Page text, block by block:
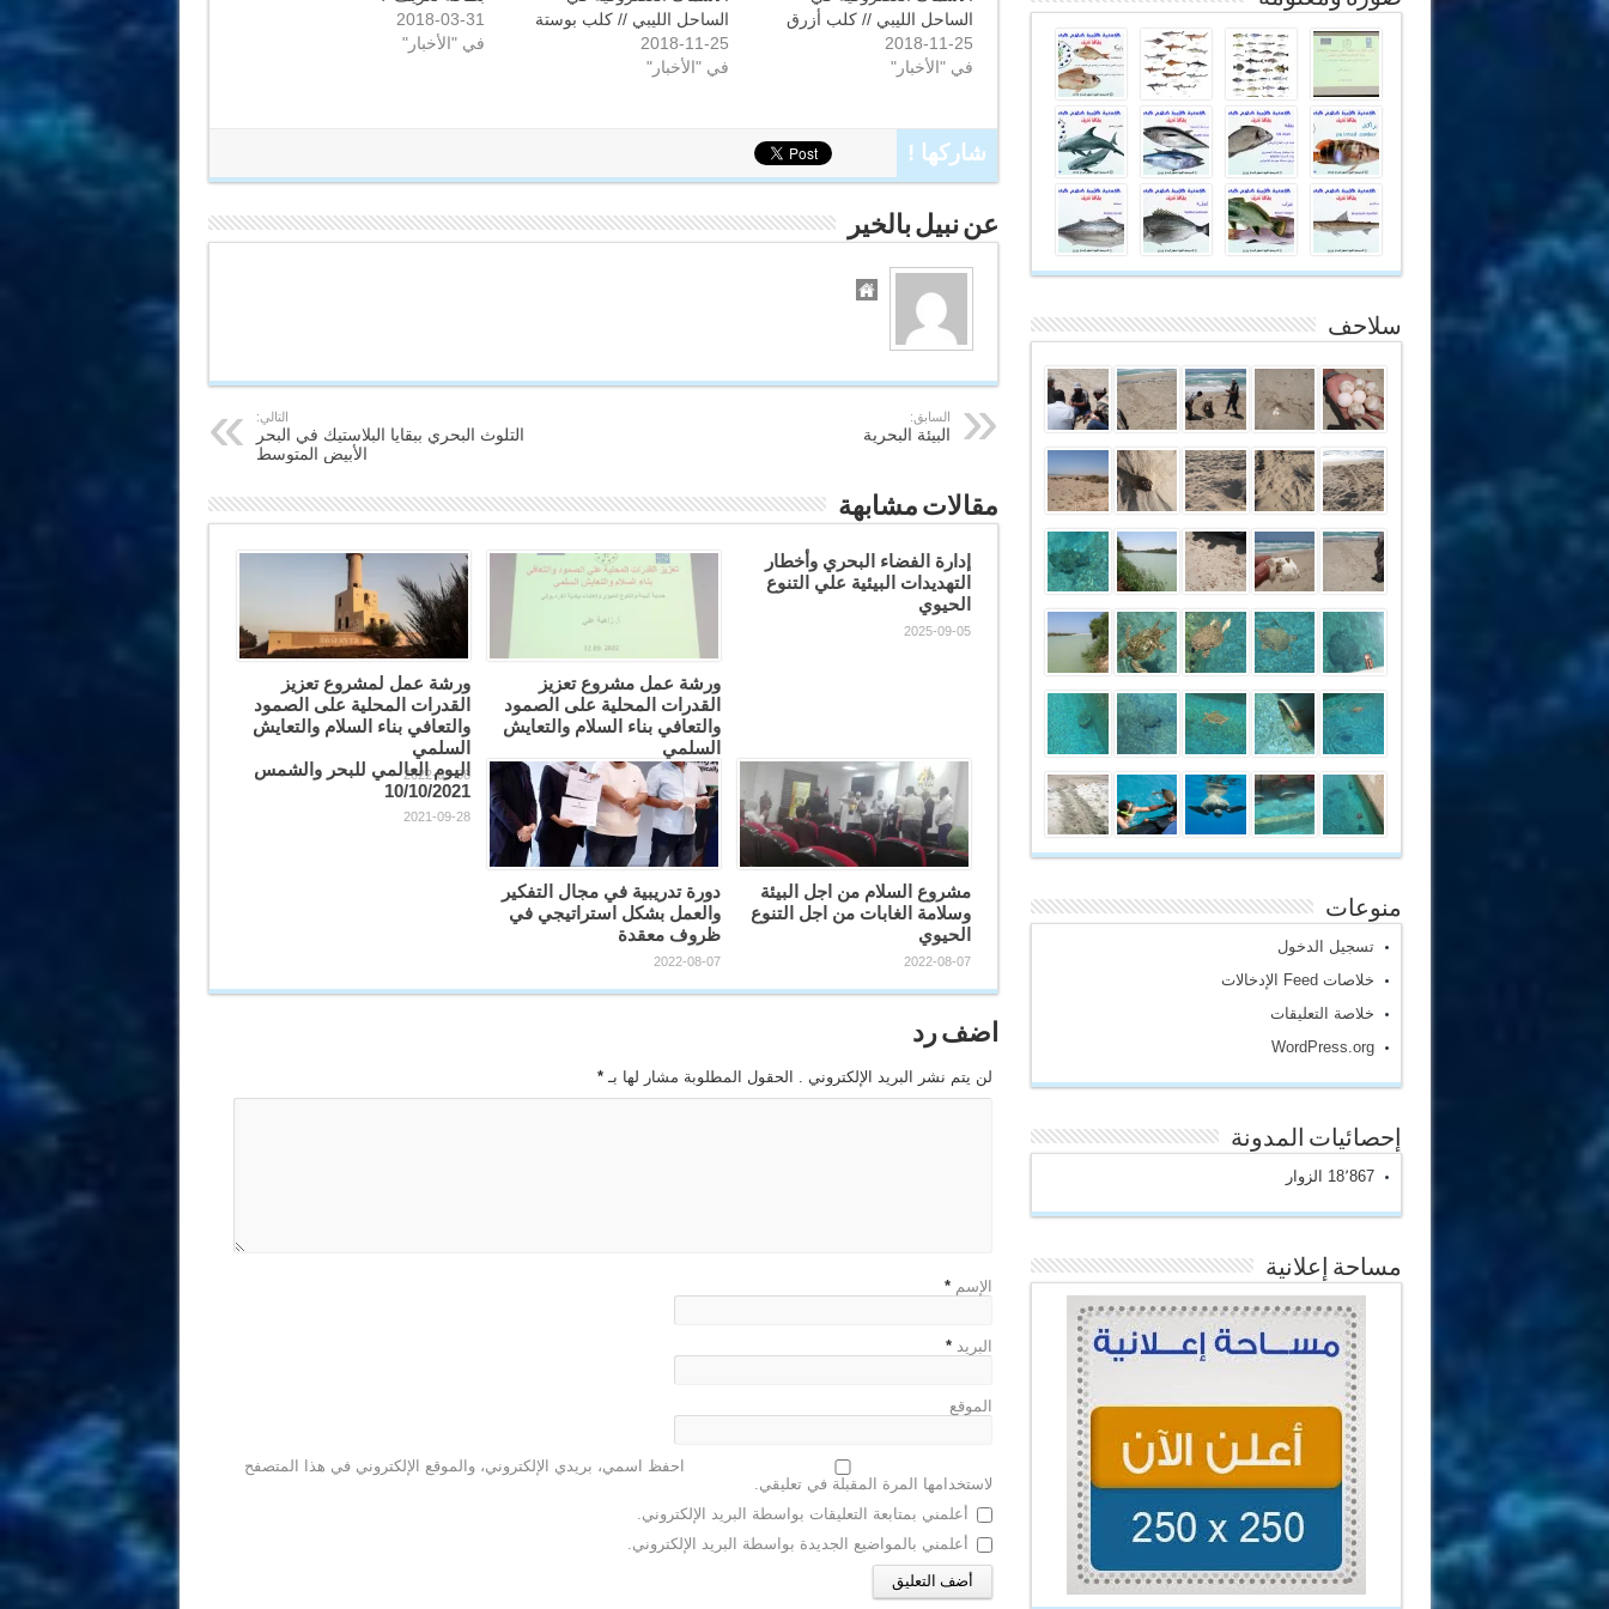
ي
ن
ا
ف
د
د
ة
)
ف
ي
ن
ا
ف
ج
ة
الساحل الليبي // كلب أزرق
2018-11-25
في "الأخبار"
الساحل الليبي // كلب بوستة
2018-11-25
في "الأخبار"
2018-03-31
في "الأخبار"
شاركها !
عن نبيل بالخير
السابق:
البيئة البحرية
التالي:
التلوث البحري ببقايا البلاستيك في البحر
الأبيض المتوسط
مقالات مشابهة
إدارة الفضاء البحري وأخطار
التهديدات البيئية علي التنوع
الحيوي
2025-09-05
ورشة عمل مشروع تعزيز
القدرات المحلية على الصمود
والتعافي بناء السلام والتعايش
السلمي
2022-09-15
ورشة عمل لمشروع تعزيز
القدرات المحلية على الصمود
والتعافي بناء السلام والتعايش
السلمي
2022-09-08
مشروع السلام من اجل البيئة
وسلامة الغابات من اجل التنوع
الحيوي
2022-08-07
دورة تدريبية في مجال التفكير
والعمل بشكل استراتيجي في
ظروف معقدة
2022-08-07
اليوم العالمي للبحر والشمس
10/10/2021
2021-09-28
اضف رد
لن يتم نشر البريد الإلكتروني . الحقول المطلوبة مشار لها بـ*
الإسم *
البريد *
الموقع
احفظ اسمي، بريدي الإلكتروني، والموقع الإلكتروني في هذا المتصفح
لاستخدامها المرة المقبلة في تعليقي.
أعلمني بمتابعة التعليقات بواسطة البريد الإلكتروني.
أعلمني بالمواضيع الجديدة بواسطة البريد الإلكتروني.
سلاحف
منوعات
تسجيل الدخول
خلاصات Feed الإدخالات
خلاصة التعليقات
WordPress.org
إحصائيات المدونة
18٬867 الزوار
مساحة إعلانية